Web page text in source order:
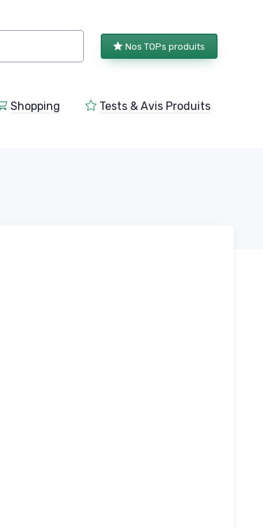
Nos TOPs produits
Shopping Tests & Avis Produits